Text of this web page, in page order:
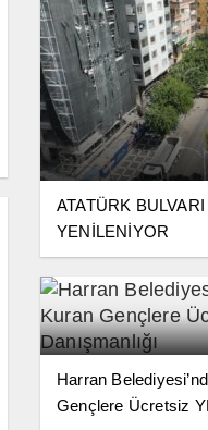
ATATÜRK
YENİLENİYOR
Harran
Gençlere Ücretsiz